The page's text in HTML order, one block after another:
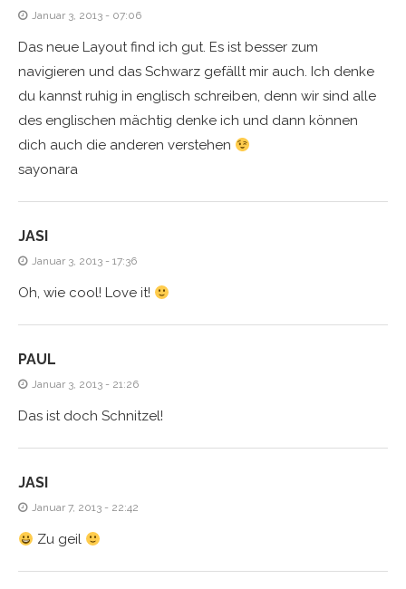
Januar 3, 2013 - 07:06
Das neue Layout find ich gut. Es ist besser zum
navigieren und das Schwarz gefällt mir auch. Ich denke
du kannst ruhig in englisch schreiben, denn wir sind alle
des englischen mächtig denke ich und dann können
dich auch die anderen verstehen
sayonara
JASI
Januar 3, 2013 - 17:36
Oh, wie cool! Love it!
PAUL
Januar 3, 2013 - 21:26
Das ist doch Schnitzel!
JASI
Januar 7, 2013 - 22:42
Zu geil